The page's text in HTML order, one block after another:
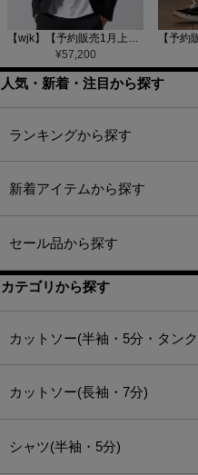
【wjk】【予約販売1月上旬～中旬入荷】function knit jacket(jacquard check) ニットジャケット(207 mw08j)
¥57,200
人気・新着・注目から探す
ランキングから探す
新着アイテムから探す
セール品から探す
カテゴリから探す
カットソー(半袖・5分・タン
カットソー(長袖・7分)
シャツ(半袖・5分)